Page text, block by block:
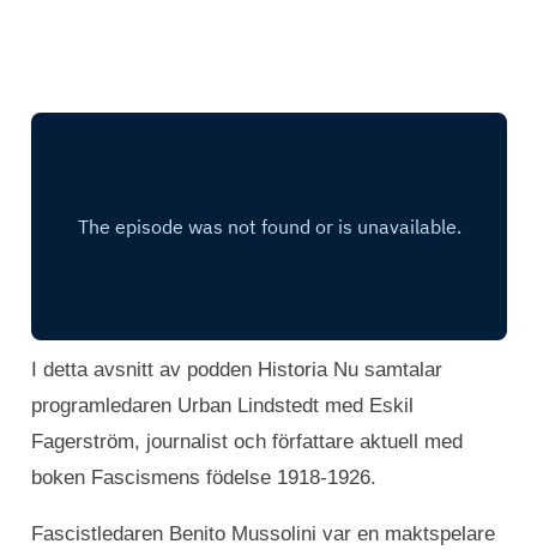
I detta avsnitt av podden Historia Nu samtalar
programledaren Urban Lindstedt med Eskil
Fagerström, journalist och författare aktuell med
boken Fascismens födelse 1918-1926.
Fascistledaren Benito Mussolini var en maktspelare